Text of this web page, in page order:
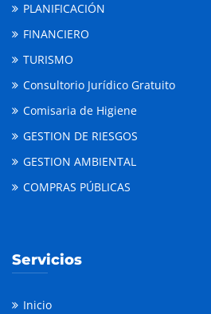
PLANIFICACIÓN
FINANCIERO
TURISMO
Consultorio Jurídico Gratuito
Comisaria de Higiene
GESTION DE RIESGOS
GESTION AMBIENTAL
COMPRAS PÚBLICAS
Servicios
Inicio